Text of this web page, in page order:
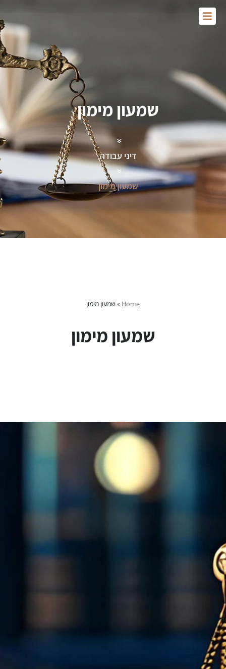
Skip
שמעון מימון
»
דיני עבודה
»
שמעון מימון
Home
» שמעון מימון
שמעון מימון